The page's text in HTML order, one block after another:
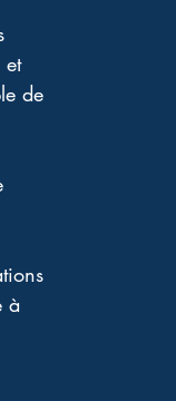
et
de
à